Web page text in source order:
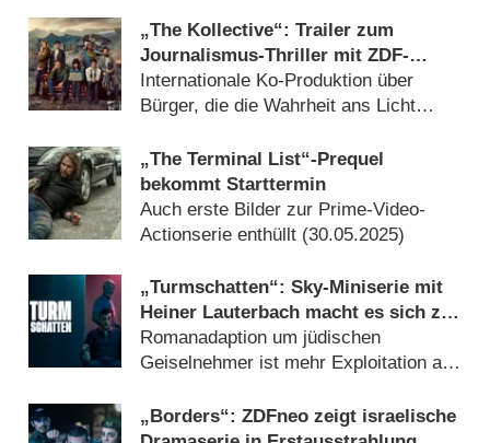
„The Kollective“: Trailer zum
Journalismus-Thriller mit ZDF-
Beteiligung
Internationale Ko-Produktion über
Bürger, die die Wahrheit ans Licht
„The Terminal List“-Prequel
bekommt Starttermin
Auch erste Bilder zur Prime-Video-
Actionserie enthüllt (30.05.2025)
„Turmschatten“: Sky-Miniserie mit
Heiner Lauterbach macht es sich zu
leicht – Review
Romanadaption um jüdischen
Geiselnehmer ist mehr Exploitation als
„Borders“: ZDFneo zeigt israelische